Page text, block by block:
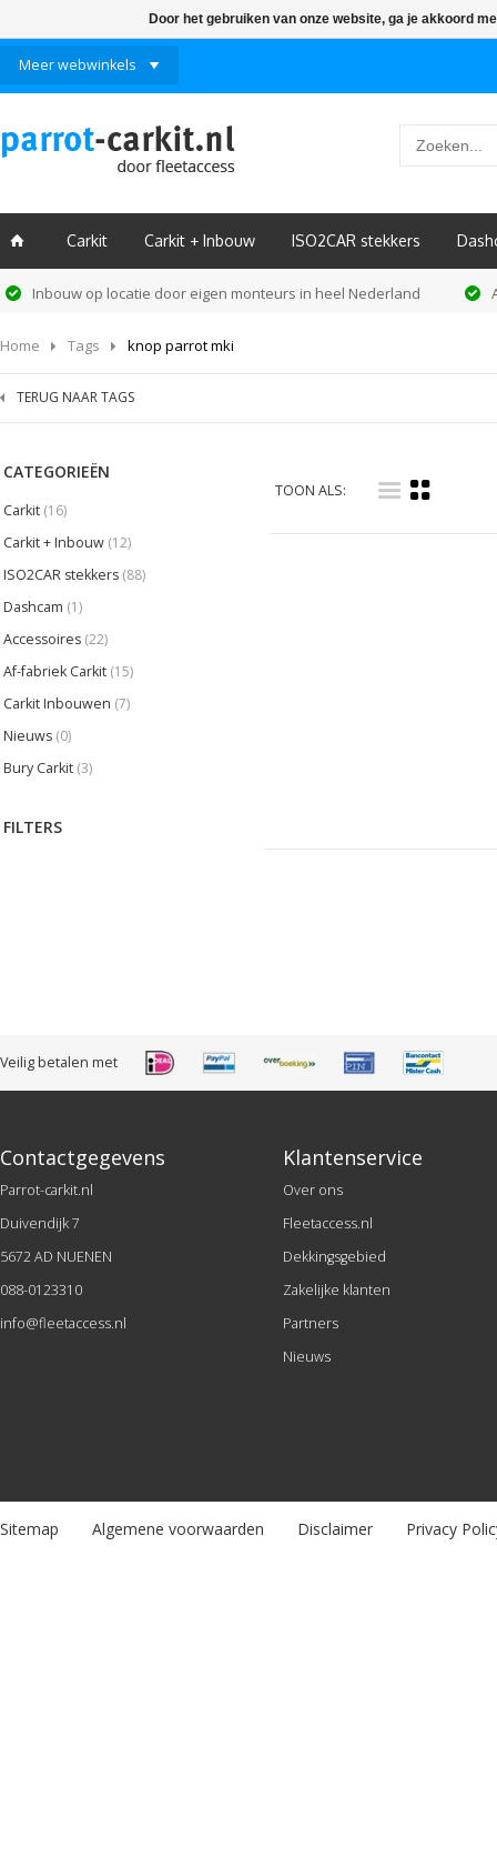
Meer webwinkels
ï Carkit Carkit + Inbouw ISO2CAR stekkers
Inbouw op locatie door eigen monteurs in heel Nederland
Home Tags knop parrot mki
TERUG NAAR TAGS
CATEGORIEËN
Carkit (16)
Carkit + Inbouw (12)
ISO2CAR stekkers (88)
Dashcam (1)
Accessoires (22)
Af-fabriek Carkit (15)
Carkit Inbouwen (7)
Nieuws (0)
Bury Carkit (3)
FILTERS
TOON ALS: i k
Veilig betalen met
Contactgegevens
Parrot-carkit.nl
Duivendijk 7
5672 AD NUENEN
088-0123310
info@fleetaccess.nl
Klantenservice
Over ons
Fleetaccess.nl
Dekkingsgebied
Zakelijke klanten
Partners
Nieuws
Sitemap Algemene voorwaarden Disclaimer Privacy
Door het gebruiken van onze website, ga je akkoord